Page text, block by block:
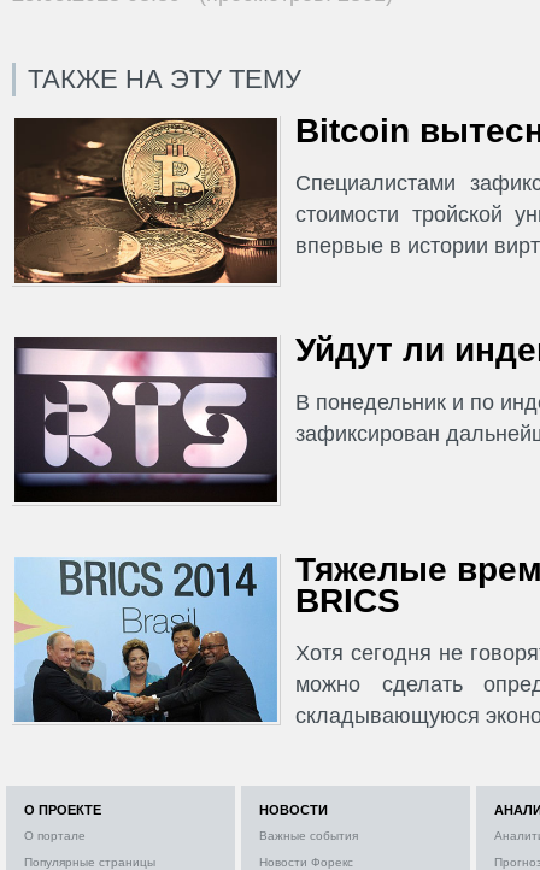
ТАКЖЕ НА ЭТУ ТЕМУ
Bitcoin
Специалистами
стоимости тройской
впервые в истории
Уйдут ли
В понедельник и по
зафиксирован
Тяжелые
BRICS
Хотя сегодня не
можно сделать
складывающуюся
О ПРОЕКТЕ
О портале
Популярные страницы
НОВОСТИ
Важные события
Новости Форекс